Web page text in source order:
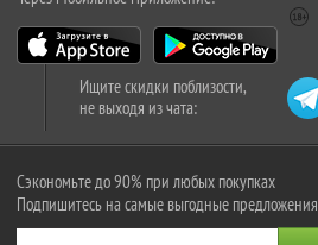
Ищите скидки поблизости,
не выходя из чата:
Сэкономьте до 90% при любых покупках
Подпишитесь на самые выгодные предложения